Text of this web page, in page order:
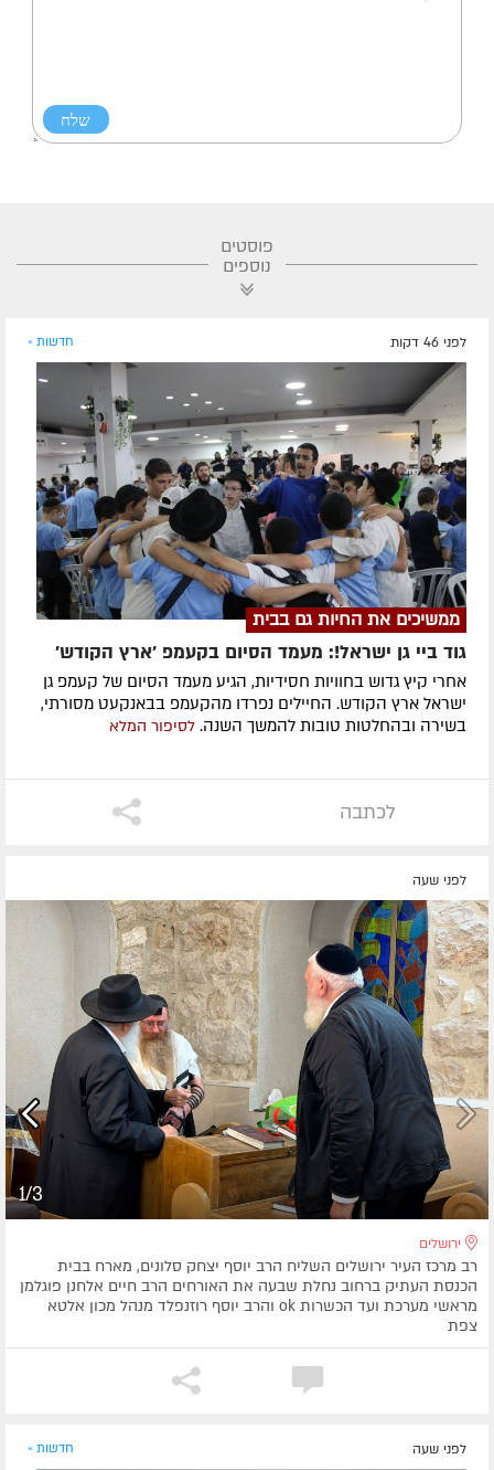
פוסטים
נוספים
לפני 46 דקות חדשות »
ממשיכים את החיות גם בבית
גוד ביי גן ישראל!: מעמד הסיום בקעמפ 'ארץ הקודש'
אחרי קיץ גדוש בחוויות חסידיות, הגיע מעמד הסיום של קעמפ גן
ישראל ארץ הקודש. החיילים נפרדו מהקעמפ בבאנקעט מסורתי,
בשירה ובהחלטות טובות להמשך השנה. לסיפור המלא
לכתבה
לפני שעה
1/3
ירושלים
רב מרכז העיר ירושלים השליח הרב יוסף יצחק סלונים, מארח בבית
הכנסת העתיק ברחוב נחלת שבעה את האורחים הרב חיים אלחנן פוגלמן
מראשי מערכת ועד הכשרות ok והרב יוסף רוזנפלד מנהל מכון אלטא
צפת
לפני שעה חדשות »